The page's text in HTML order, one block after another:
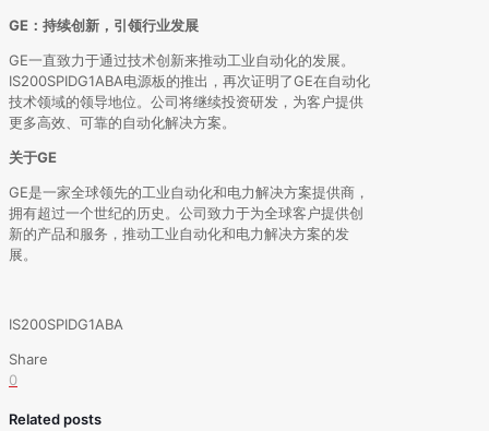
GE：持续创新，引领行业发展
GE一直致力于通过技术创新来推动工业自动化的发展。
IS200SPIDG1ABA电源板的推出，再次证明了GE在自动化
技术领域的领导地位。公司将继续投资研发，为客户提供
更多高效、可靠的自动化解决方案。
关于GE
GE是一家全球领先的工业自动化和电力解决方案提供商，
拥有超过一个世纪的历史。公司致力于为全球客户提供创
新的产品和服务，推动工业自动化和电力解决方案的发
展。
IS200SPIDG1ABA
Share
0
Related posts